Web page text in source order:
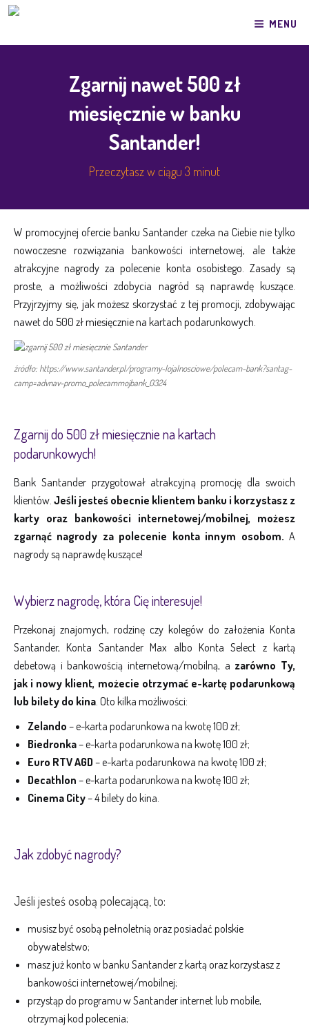
Przeskocz
MENU
Zgarnij nawet 500 zł
miesięcznie w banku
Santander!
Przeczytasz w ciągu 3 minut
W promocyjnej ofercie banku Santander czeka na Ciebie nie tylko
nowoczesne rozwiązania bankowości internetowej, ale także
atrakcyjne nagrody za polecenie konta osobistego. Zasady są
proste, a możliwości zdobycia nagród są naprawdę kuszące.
Przyjrzyjmy się, jak możesz skorzystać z tej promocji, zdobywając
nawet do 500 zł miesięcznie na kartach podarunkowych.
źródło: https://www.santander.pl/programy-lojalnosciowe/polecam-bank?santag-
camp=advnav-promo_polecammojbank_0324
Zgarnij do 500 zł miesięcznie na kartach
podarunkowych!
Bank Santander przygotował atrakcyjną promocję dla swoich
klientów. Jeśli jesteś obecnie klientem banku i korzystasz z
karty oraz bankowości internetowej/mobilnej, możesz
zgarnąć nagrody za polecenie konta innym osobom. A
nagrody są naprawdę kuszące!
Wybierz nagrodę, która Cię interesuje!
Przekonaj znajomych, rodzinę czy kolegów do założenia Konta
Santander, Konta Santander Max albo Konta Select z kartą
debetową i bankowością internetową/mobilną, a zarówno Ty,
jak i nowy klient, możecie otrzymać e-kartę podarunkową
lub bilety do kina. Oto kilka możliwości:
Zelando – e-karta podarunkowa na kwotę 100 zł;
Biedronka– e-karta podarunkowa na kwotę 100 zł;
Euro RTV AGD – e-karta podarunkowa na kwotę 100 zł;
Decathlon – e-karta podarunkowa na kwotę 100 zł;
Cinema City– 4 bilety do kina.
Jak zdobyć nagrody?
Jeśli jesteś osobą polecającą, to:
musisz być osobą pełnoletnią oraz posiadać polskie
obywatelstwo;
masz już konto w banku Santander z kartą oraz korzystasz z
bankowości internetowej/mobilnej;
przystąp do programu w Santander internet lub mobile,
otrzymaj kod polecenia;